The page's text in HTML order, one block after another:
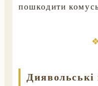
пошкодити
Диявольські